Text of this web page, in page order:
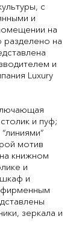
с
и
на
на
и
Luxury
и пуф;
мотив
книжном
и
и
фирменным
зеркала и